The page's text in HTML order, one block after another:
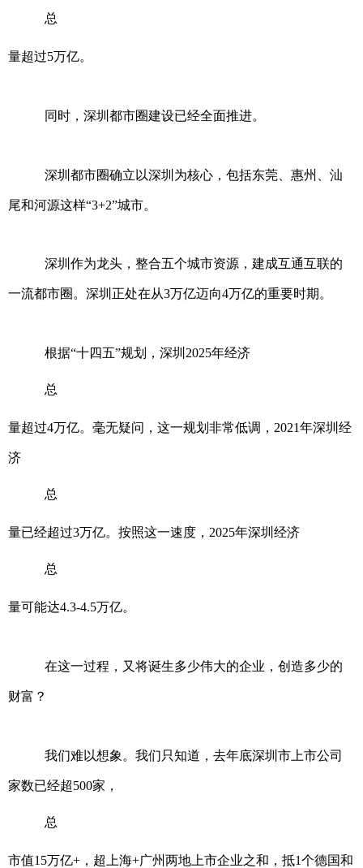
总
量超过5万亿。
同时，深圳都市圈建设已经全面推进。
深圳都市圈确立以深圳为核心，包括东莞、惠州、汕
尾和河源这样“3+2”城市。
深圳作为龙头，整合五个城市资源，建成互通互联的
一流都市圈。深圳正处在从3万亿迈向4万亿的重要时期。
根据“十四五”规划，深圳2025年经济
总
量超过4万亿。毫无疑问，这一规划非常低调，2021年深圳经
济
总
量已经超过3万亿。按照这一速度，2025年深圳经济
总
量可能达4.3-4.5万亿。
在这一过程，又将诞生多少伟大的企业，创造多少的
财富？
我们难以想象。我们只知道，去年底深圳市上市公司
家数已经超500家，
总
市值15万亿+，超上海+广州两地上市企业之和，抵1个德国和